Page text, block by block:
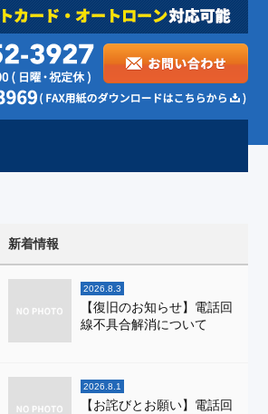
新着情報
2026.8.3
【復旧のお知らせ】電話回
線不具合解消について
2026.8.1
【お詫びとお願い】電話回